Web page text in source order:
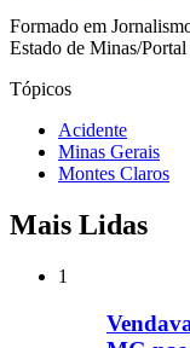
Formado em
Estado de Minas/
Tópicos
Acidente
Minas Gerais
Montes Claros
Mais Lidas
1